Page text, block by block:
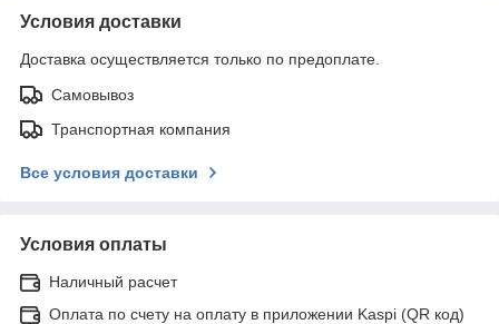
Условия доставки
Доставка осуществляется только по предоплате.
Самовывоз
Транспортная компания
Все условия доставки
Условия оплаты
Наличный расчет
Оплата по счету на оплату в приложении Kaspi (QR код)